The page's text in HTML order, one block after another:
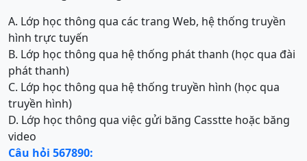
A. Lớp học thông qua các trang Web, hệ thống truyền
hình trực tuyến
B. Lớp học thông qua hệ thống phát thanh (học qua đài
phát thanh)
C. Lớp học thông qua hệ thống truyền hình (học qua
truyền hình)
D. Lớp học thông qua việc gửi băng Casstte hoặc băng
video
Câu hỏi 567890: